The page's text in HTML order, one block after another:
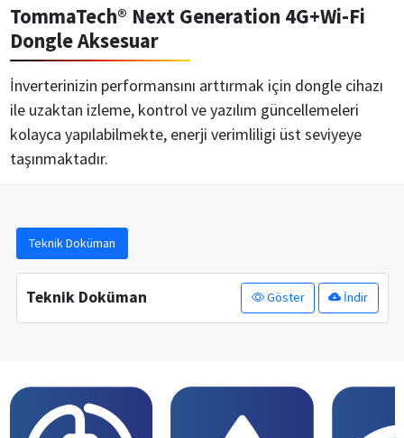
TommaTech® Next Generation 4G+Wi-Fi
Dongle Aksesuar
İnverterinizin performansını arttırmak için dongle cihazı
ile uzaktan izleme, kontrol ve yazılım güncellemeleri
kolayca yapılabilmekte, enerji verimliligi üst seviyeye
taşınmaktadır.
Teknik Doküman
Teknik Doküman Göster İndir